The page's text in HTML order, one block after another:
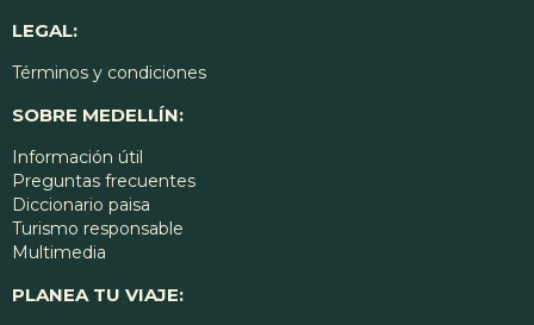
LEGAL:
Términos y condiciones
SOBRE MEDELLÍN:
Información útil
Preguntas frecuentes
Diccionario paisa
Turismo responsable
Multimedia
PLANEA TU VIAJE: